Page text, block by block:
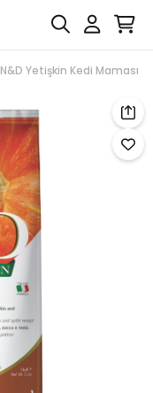
N&D Yetişkin Kedi Maması